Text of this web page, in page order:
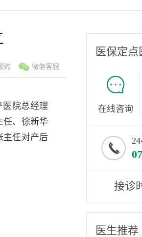
约 微信客服
医院总经理
任、徐新华
主任对产后
医保定点
在线咨询
接诊
医生推荐